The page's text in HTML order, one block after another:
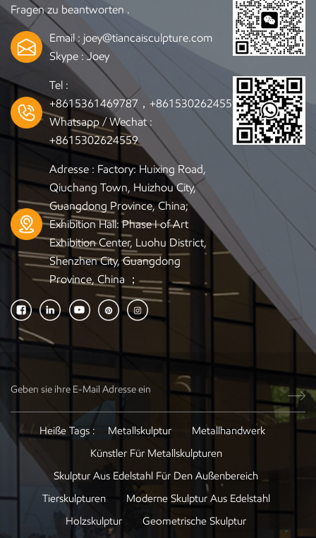
Fragen zu beantworten .
Email : joey@tiancaisculpture.com
Skype :Joey
Tel :
+8615361469787，+8615302624559
Whatsapp / Wechat :
+8615302624559
Adresse : Factory: Huixing Road,
Qiuchang Town, Huizhou City,
Guangdong Province, China;
Exhibition Hall: Phase I of Art
Exhibition Center, Luohu District,
Shenzhen City, Guangdong
Province, China ；
Heiße Tags : Metallskulptur
Metallhandwerk
Künstler Für Metallskulpturen
Skulptur Aus Edelstahl Für Den Außenbereich
Tierskulpturen
Moderne Skulptur Aus Edelstahl
Holzskulptur
Geometrische Skulptur